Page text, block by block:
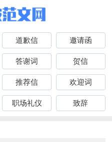
道歉信 邀请函
答谢词 贺信
推荐信 欢迎词
职场礼仪 致辞